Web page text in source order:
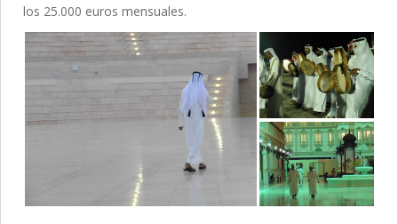
los 25.000 euros mensuales.